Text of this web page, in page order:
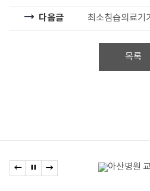
다음글
목록
관련기관
이전 배너로 이동
배너 정지다음 배너로 이동